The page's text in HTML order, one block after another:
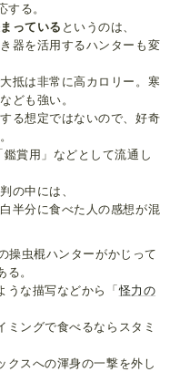
する。
っている というのは、
器を活用するハンターも変
抵は非常に高カロリー。寒
ども強い。
る想定ではないので、好奇
賞用」などとして流通し
の中には、
半分に食べた人の感想が混
操虫棍ハンターがかじって
。
うな描写などから「怪力の
ミングで食べるならスタミ
クスへの渾身の一撃を外し